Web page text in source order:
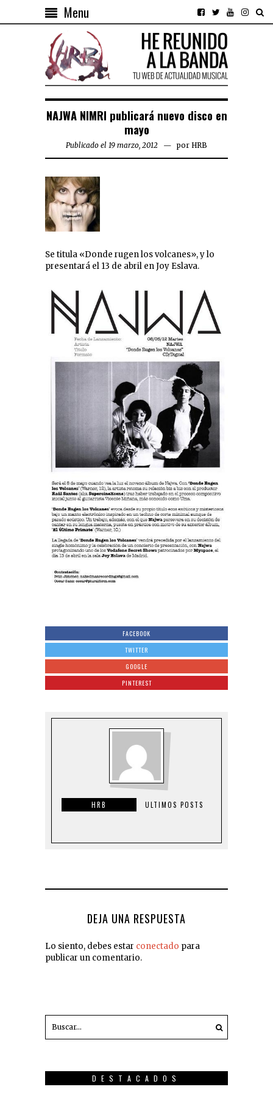
Menu
NAJWA NIMRI publicará nuevo disco en
mayo
Publicado el 19 marzo, 2012 por HRB
Se titula «Donde rugen los volcanes», y lo
presentará el 13 de abril en Joy Eslava.
FACEBOOK
TWITTER
GOOGLE
PINTEREST
HRB ULTIMOS POSTS
DEJA UNA RESPUESTA
Lo siento, debes estar conectado para
publicar un comentario.
DESTACADOS